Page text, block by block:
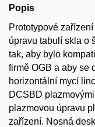
Popis
Prototypové
úpravu tabulí skla o
tak, aby bylo
firmě OGB a aby se
horizontální mycí
DCSBD
plazmovou úpravu
zařízení. Nosná